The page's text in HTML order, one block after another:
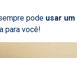
pode usar
para você!